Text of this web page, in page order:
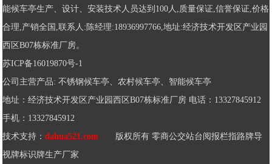
能候车亭生产、设计、安装技术人员达到100人,质量保证,信誉保证,价格
合理,产销全国,联系人:陈经理:18936997766,地址:经济技术开发区产业园
西区B07栋标准厂房。
苏ICP备16019870号-1
公司主营产品:不锈钢候车亭、农村候车亭、 智能候车亭
地址：经济技术开发区产业园西区B07栋标准厂房 电话：13327845912
手机：13327845912
技术支持：dahua521.com 版权所有 零商公交站台阅报栏指路牌导
视牌标识牌生产厂家